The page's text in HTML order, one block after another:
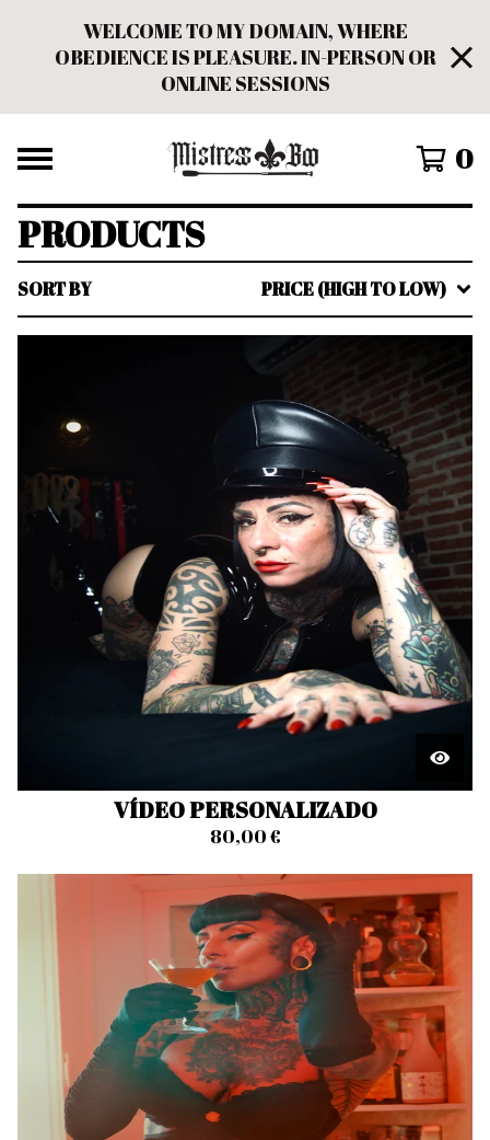
WELCOME TO MY DOMAIN, WHERE
OBEDIENCE IS PLEASURE. IN-PERSON OR
ONLINE SESSIONS
0
PRODUCTS
SORT BY PRICE (HIGH TO LOW)
VÍDEO PERSONALIZADO
80,00€